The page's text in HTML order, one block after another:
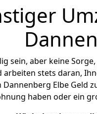
sein, aber keine
arbeiten stets daran,
Elbe Geld
haben oder ein